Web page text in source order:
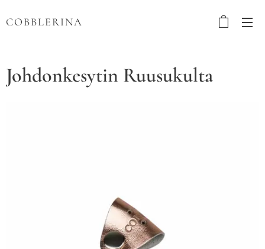
COBBLERINA
Johdonkesytin Ruusukulta